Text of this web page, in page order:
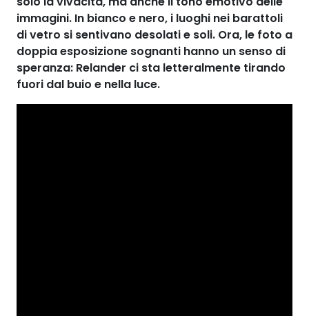
immagini. In bianco e nero, i luoghi nei barattoli
di vetro si sentivano desolati e soli. Ora, le foto a
doppia esposizione sognanti hanno un senso di
speranza: Relander ci sta letteralmente tirando
fuori dal buio e nella luce.